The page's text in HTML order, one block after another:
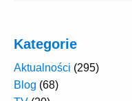
Kategorie
Aktualności (295)
Blog (68)